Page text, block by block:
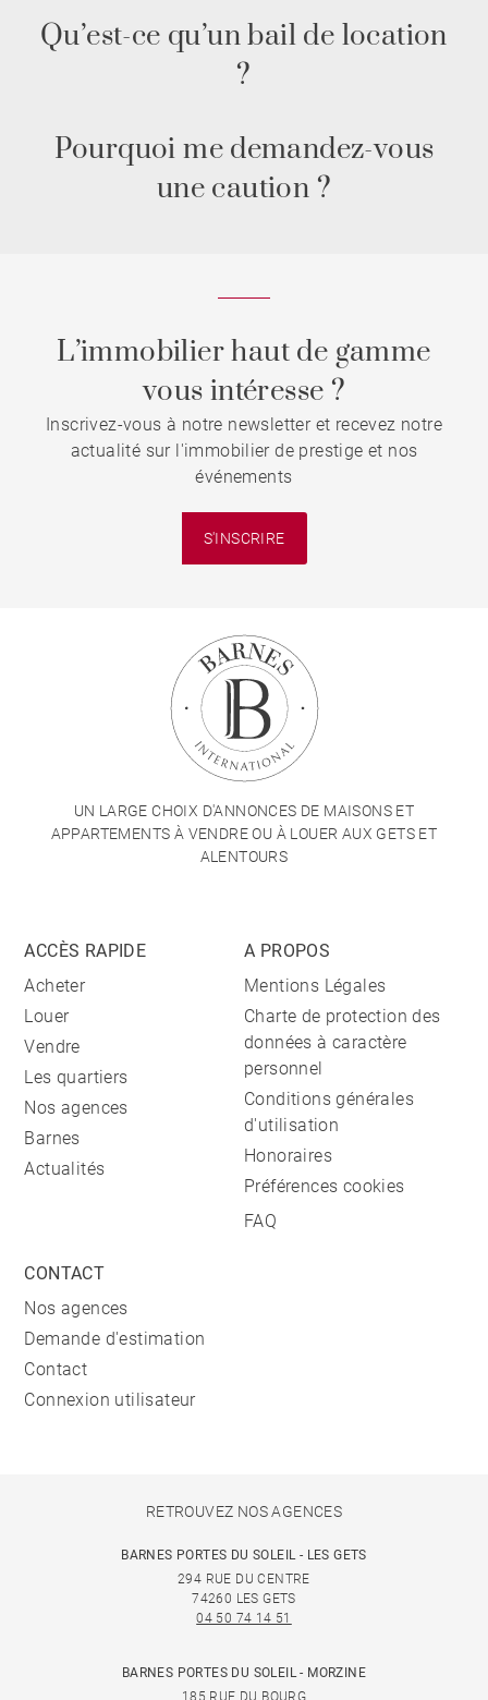
Qu’est-ce qu’un bail de location
?
Pourquoi me demandez-vous
une caution ?
L’immobilier haut de gamme
vous intéresse ?
Inscrivez-vous à notre newsletter et recevez notre
actualité sur l'immobilier de prestige et nos
événements
S'INSCRIRE
UN LARGE CHOIX D'ANNONCES DE MAISONS ET
APPARTEMENTS À VENDRE OU À LOUER AUX GETS ET
ALENTOURS
ACCÈS RAPIDE
Acheter
Louer
Vendre
Les quartiers
Nos agences
Barnes
Actualités
A PROPOS
Mentions Légales
Charte de protection des
données à caractère
personnel
Conditions générales
d'utilisation
Honoraires
Préférences cookies
FAQ
CONTACT
Nos agences
Demande d'estimation
Contact
Connexion utilisateur
RETROUVEZ NOS AGENCES
BARNES PORTES DU SOLEIL - LES GETS
294 RUE DU CENTRE
74260 LES GETS
04 50 74 14 51
BARNES PORTES DU SOLEIL - MORZINE
185 RUE DU BOURG